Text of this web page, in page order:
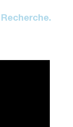
Recherche.